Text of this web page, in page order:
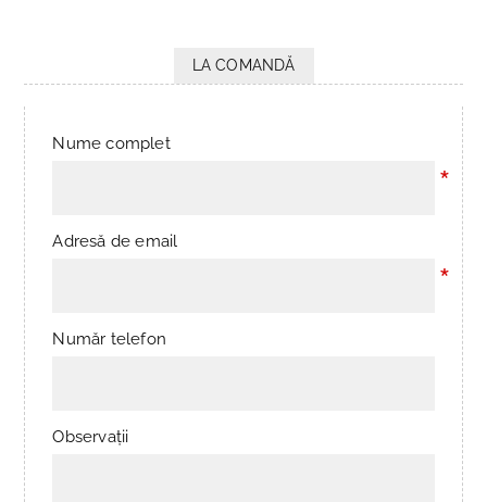
LA COMANDĂ
Nume complet
*
Adresă de email
*
Număr telefon
Observații